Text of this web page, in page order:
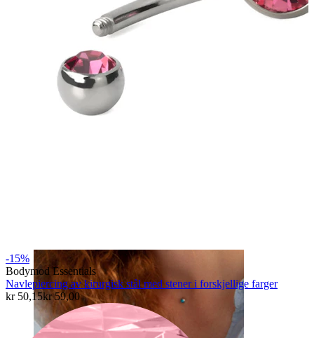
-15%
Bodymod Essentials
Navlepiercing av kirurgisk stål med stener i forskjellige farger
kr 50,15kr 59,00